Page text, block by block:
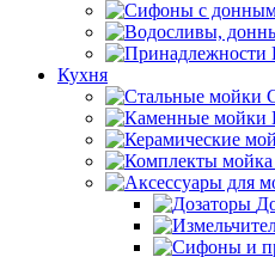
Кухня